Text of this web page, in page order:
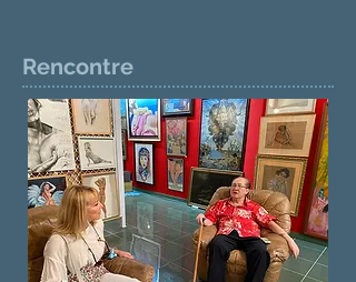
Rencontre